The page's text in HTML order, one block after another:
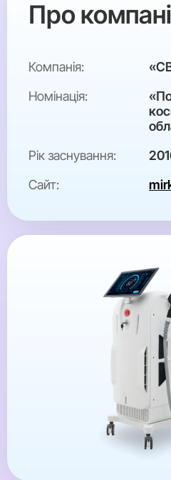
Про
Компанія:
Номінація:
Рік заснування:
Сайт: